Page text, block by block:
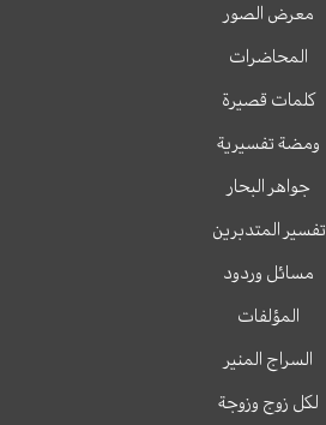
معرض الصور
المحاضرات
كلمات قصيرة
ومضة تفسيرية
جواهر البحار
تفسير المتدبرين
مسائل وردود
المؤلفات
السراج المنير
لكل زوج وزوجة